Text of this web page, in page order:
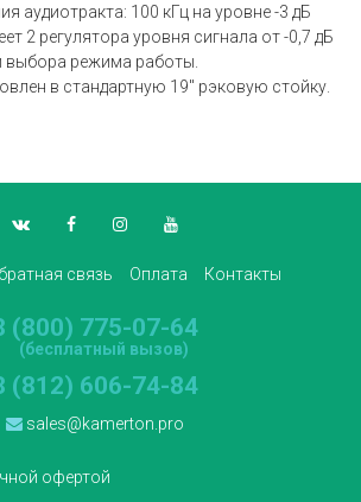
аудиотракта: 100 кГц на уровне -3 дБ
2 регулятора уровня сигнала от -0,7 дБ
выбора режима работы.
в стандартную 19" рэковую стойку.
связь Оплата Контакты
(800) 775-07-64
(бесплатный вызов)
(812) 606-74-84
sales@kamerton.pro
офертой